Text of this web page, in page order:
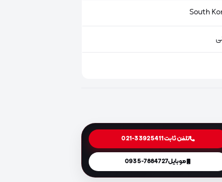
تلفن ثابت021-33925411
موبایل0935-7884727